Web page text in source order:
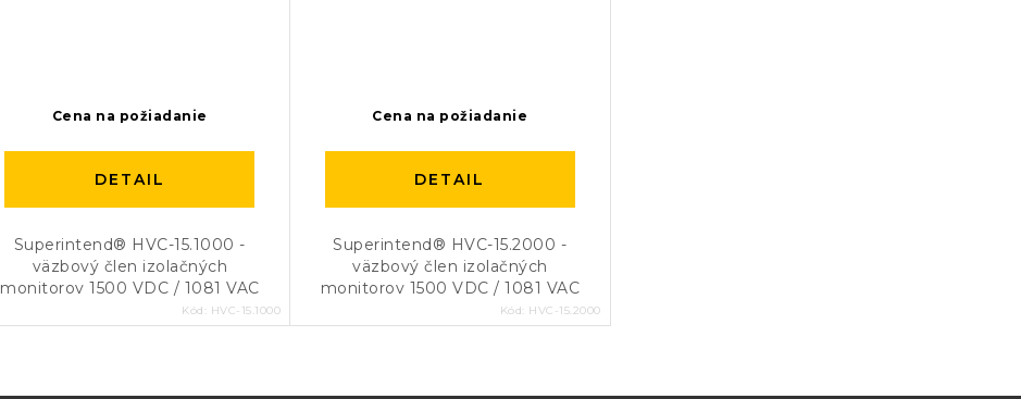
Cena na požiadanie
DETAIL
Superintend® HVC-15.1000 -
väzbový člen izolačných
monitorov 1500 VDC / 1081 VAC
Kód: HVC-15.1000
Cena na požiadanie
DETAIL
Superintend® HVC-15.2000 -
väzbový člen izolačných
monitorov 1500 VDC / 1081 VAC
Kód: HVC-15.2000